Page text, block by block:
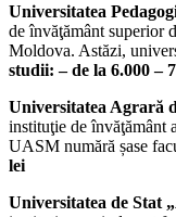
Universitatea
de învăţământ superior
Moldova. Astăzi,
studii: – de la 6.000 –
Universitatea Agrară
instituţie de învăţământ
UASM numără șase
lei
Universitatea de Stat